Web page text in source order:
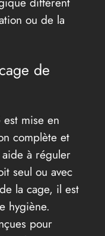
ou de la
de
mise en
complète et
aide à réguler
seul ou avec
la cage, il est
hygiène.
pour